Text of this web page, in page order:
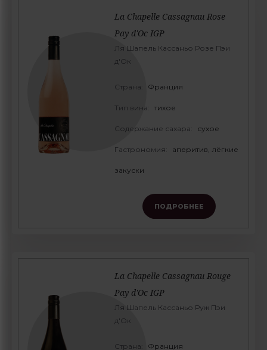
La Chapelle Cassagnau Rose
Pay d'Oc IGP
Ля Шапель Кассаньо Розе Пэи
д'Ок
Страна: Франция
Тип вина: тихое
Содержание сахара: сухое
Гастрономия: аперитив, лёгкие
закуски
ПОДРОБНЕЕ
La Chapelle Cassagnau Rouge
Pay d'Oc IGP
Ля Шапель Кассаньо Руж Пэи
д'Ок
Страна: Франция